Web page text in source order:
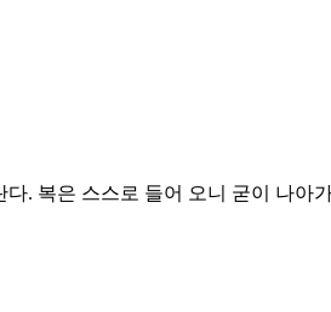
. 복은 스스로 들어 오니 굳이 나아